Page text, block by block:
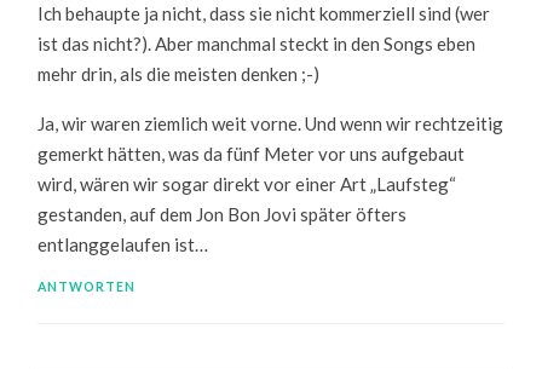
Ich behaupte ja nicht, dass sie nicht kommerziell sind (wer
ist das nicht?). Aber manchmal steckt in den Songs eben
mehr drin, als die meisten denken ;-)
Ja, wir waren ziemlich weit vorne. Und wenn wir rechtzeitig
gemerkt hätten, was da fünf Meter vor uns aufgebaut
wird, wären wir sogar direkt vor einer Art „Laufsteg“
gestanden, auf dem Jon Bon Jovi später öfters
entlanggelaufen ist…
ANTWORTEN